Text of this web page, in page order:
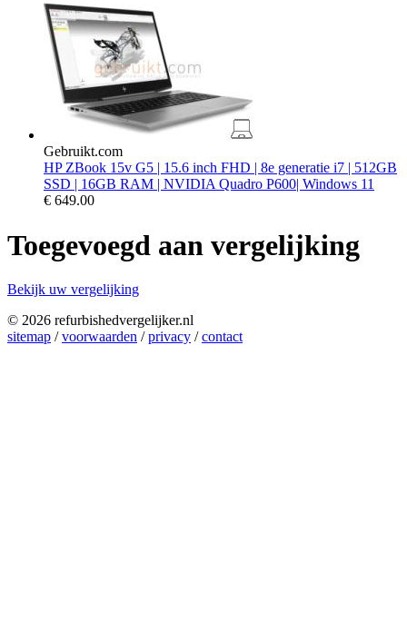
Gebruikt.com
HP ZBook 15v G5 | 15.6 inch FHD | 8e generatie i7 | 512GB
SSD | 16GB RAM | NVIDIA Quadro P600| Windows 11
€ 649.00
Toegevoegd aan vergelijking
Bekijk uw vergelijking
© 2026 refurbishedvergelijker.nl
sitemap /voorwaarden /privacy /contact